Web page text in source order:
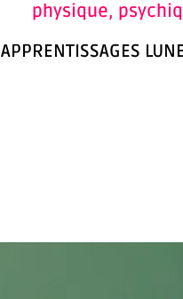
physique,
APPRENTISSAGES